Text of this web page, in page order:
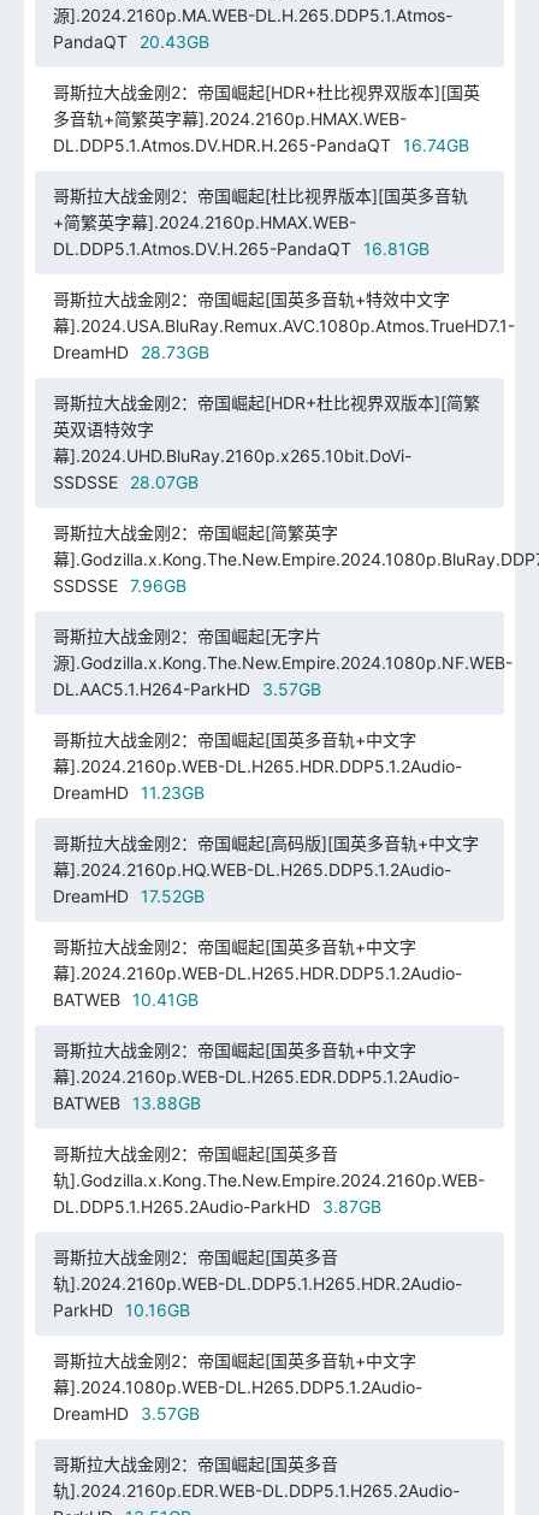
源].2024.2160p.MA.WEB-DL.H.265.DDP5.1.Atmos-
PandaQT
20.43GB
哥斯拉大战金刚2：帝国崛起[HDR+杜比视界双版本][国英
多音轨+简繁英字幕].2024.2160p.HMAX.WEB-
DL.DDP5.1.Atmos.DV.HDR.H.265-PandaQT
16.74GB
哥斯拉大战金刚2：帝国崛起[杜比视界版本][国英多音轨
+简繁英字幕].2024.2160p.HMAX.WEB-
DL.DDP5.1.Atmos.DV.H.265-PandaQT
16.81GB
哥斯拉大战金刚2：帝国崛起[国英多音轨+特效中文字
幕].2024.USA.BluRay.Remux.AVC.1080p.Atmos.TrueHD7.1-
DreamHD
28.73GB
哥斯拉大战金刚2：帝国崛起[HDR+杜比视界双版本][简繁
英双语特效字
幕].2024.UHD.BluRay.2160p.x265.10bit.DoVi-
SSDSSE
28.07GB
哥斯拉大战金刚2：帝国崛起[简繁英字
幕
SSDSSE
7.96GB
哥斯拉大战金刚2：帝国崛起[无字片
源].Godzilla.x.Kong.The.New.Empire.2024.1080p.NF.WEB-
DL.AAC5.1.H264-ParkHD
3.57GB
哥斯拉大战金刚2：帝国崛起[国英多音轨+中文字
幕].2024.2160p.WEB-DL.H265.HDR.DDP5.1.2Audio-
DreamHD
11.23GB
哥斯拉大战金刚2：帝国崛起[高码版][国英多音轨+中文字
幕].2024.2160p.HQ.WEB-DL.H265.DDP5.1.2Audio-
DreamHD
17.52GB
哥斯拉大战金刚2：帝国崛起[国英多音轨+中文字
幕].2024.2160p.WEB-DL.H265.HDR.DDP5.1.2Audio-
BATWEB
10.41GB
哥斯拉大战金刚2：帝国崛起[国英多音轨+中文字
幕].2024.2160p.WEB-DL.H265.EDR.DDP5.1.2Audio-
BATWEB
13.88GB
哥斯拉大战金刚2：帝国崛起[国英多音
轨].Godzilla.x.Kong.The.New.Empire.2024.2160p.WEB-
DL.DDP5.1.H265.2Audio-ParkHD
3.87GB
哥斯拉大战金刚2：帝国崛起[国英多音
轨].2024.2160p.WEB-DL.DDP5.1.H265.HDR.2Audio-
ParkHD
10.16GB
哥斯拉大战金刚2：帝国崛起[国英多音轨+中文字
幕].2024.1080p.WEB-DL.H265.DDP5.1.2Audio-
DreamHD
3.57GB
哥斯拉大战金刚2：帝国崛起[国英多音
轨].2024.2160p.EDR.WEB-DL.DDP5.1.H265.2Audio-